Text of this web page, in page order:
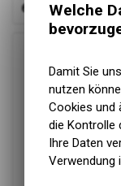
6.20 CHF
Welche
Damit Sie
nutzen
Cookies und
die Kontrolle
Ihre Daten
Verwendung